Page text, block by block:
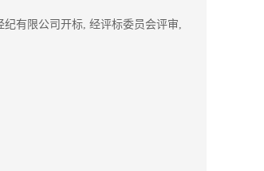
纪有限公司开标, 经评标委员会评审,